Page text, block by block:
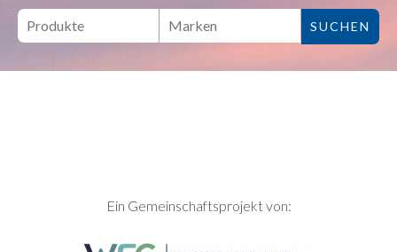
SEITENFUSSEin Gemeinschaftsprojekt von: